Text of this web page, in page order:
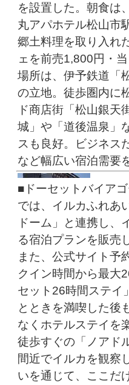
を設置した。朝食は
丸アパホテル松山市
郷土料理を取り入れ
ェを前売1,800円・
場所は、伊予鉄道「
の立地。徒歩圏内に
ド商店街「松山銀天
城」や「道後温泉」
スも良好。ビジネス
など幅広い宿泊需要
■ドーセットバイア
では、イルカふれあ
ドーム」と連携し、
る宿泊プランを販売
また、公式サイト予
クイン時間から最大
セット26時間ステイ
とときを満喫した後
なくホテルステイを
徒歩すぐの「ノアド
間近でイルカを観察
いを通じて、ここだ